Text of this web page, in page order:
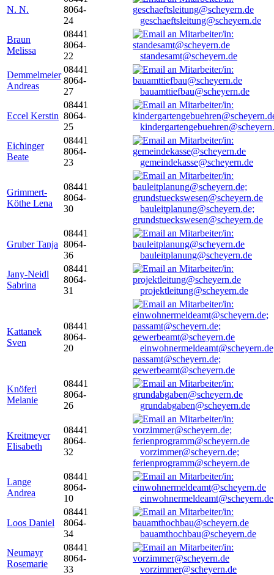
N. N.
8064-
24
geschaeftsleitung@scheyern.de
Braun
Melissa
08441
8064-
22
standesamt@scheyern.de
Demmelmeier
Andreas
08441
8064-
27
bauamttiefbau@scheyern.de
Eccel Kerstin
08441
8064-
25
Eichinger
Beate
08441
8064-
23
gemeindekasse@scheyern.de
Grimmert-
Köthe Lena
08441
8064-
30
bauleitplanung@scheyern.de;
grundstueckswesen@scheyern.de
Gruber Tanja
08441
8064-
36
bauleitplanung@scheyern.de
Jany-Neidl
Sabrina
08441
8064-
31
projektleitung@scheyern.de
Kattanek
Sven
08441
8064-
20
passamt@scheyern.de;
gewerbeamt@scheyern.de
Knöferl
Melanie
08441
8064-
26
grundabgaben@scheyern.de
Kreitmeyer
Elisabeth
08441
8064-
32
vorzimmer@scheyern.de;
ferienprogramm@scheyern.de
Lange
Andrea
08441
8064-
10
einwohnermeldeamt@scheyern.de
Loos Daniel
08441
8064-
34
bauamthochbau@scheyern.de
Neumayr
Rosemarie
08441
8064-
33
vorzimmer@scheyern.de